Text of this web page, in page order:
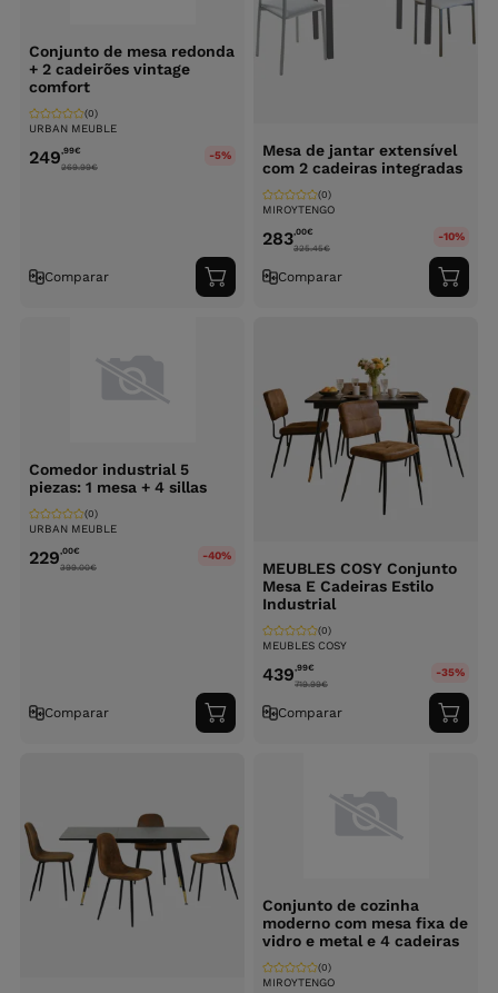
Conjunto de mesa redonda
+ 2 cadeirões vintage
comfort
URBAN MEUBLE
(0)
249,99€
269.99€
-5%
Comparar
Adicionar
ao
Mesa de jantar extensível
com 2 cadeiras integradas
MIROYTENGO
(0)
283 ,00€
325.45€
-10%
Comparar
ao
Comedor industrial 5
piezas: 1 mesa + 4 sillas
URBAN MEUBLE
(0)
229,00€
399.00€
-40%
Comparar
Adicionar
ao
MEUBLES COSY Conjunto
Mesa E Cadeiras Estilo
Industrial
MEUBLES COSY
(0)
439 ,99€
719.99€
-35%
Comparar
ao
Conjunto de cozinha
moderno com mesa fixa de
vidro e metal e 4 cadeiras
MIROYTENGO
(0)